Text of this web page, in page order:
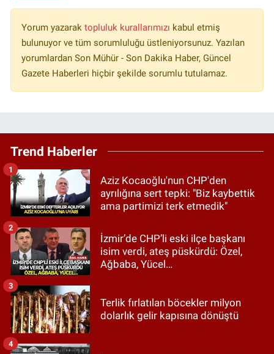
Yorum yazarak topluluk kurallarımızı kabul etmiş
bulunuyor ve tüm sorumluluğu üstleniyorsunuz. Yazılan
yorumlardan Son Mühür - Son Dakika Haber, Güncel
Gazete Haberleri hiçbir şekilde sorumlu tutulamaz.
Trend Haberler
Aziz Kocaoğlu'nun CHP'den
ayrılığına sert tepki: "Biz kaybettik
ama partimizi terk etmedik"
1
İzmir’de CHP’li eski ilçe başkanı
isim verdi, ateş püskürdü: Özel,
Ağbaba, Yücel…
2
Terlik fırlatılan böcekler milyon
dolarlık gelir kapısına dönüştü
3
4